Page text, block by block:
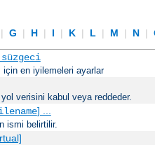
| G | H | I | K | L | M | N |
en iyilemeleri ayarlar
verisini kabul veya reddeder.
] ...
ismi belirtilir.